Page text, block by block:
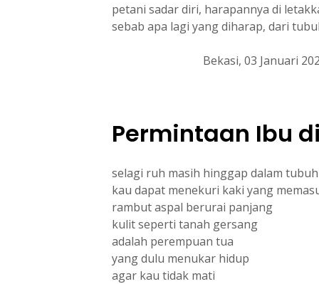
petani sadar diri, harapannya di
sebab apa lagi yang diharap, dari
Bekasi, 03 Januari
Permintaan Ibu
selagi ruh masih hinggap dalam tubuh
kau dapat menekuri kaki yang
rambut aspal berurai panjang
kulit seperti tanah gersang
adalah perempuan tua
yang dulu menukar hidup
agar kau tidak mati